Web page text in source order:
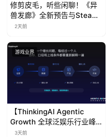
修剪皮毛，听些闲聊！《异
兽发廊》全新预告与Steam
免费试玩公开
2天前
游戏业界
【ThinkingAI Agentic
Growth 全球泛娱乐行业峰
会】Agent 时代，人到底负
3天前